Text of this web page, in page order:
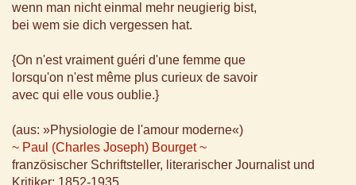
wenn man nicht einmal mehr neugierig bist,
bei wem sie dich vergessen hat.
{On n'est vraiment guéri d'une femme que
lorsqu'on n'est même plus curieux de savoir
avec qui elle vous oublie.}
(aus: »Physiologie de l'amour moderne«)
~ Paul (Charles Joseph) Bourget ~
französischer Schriftsteller, literarischer Journalist und
Kritiker; 1852-1935